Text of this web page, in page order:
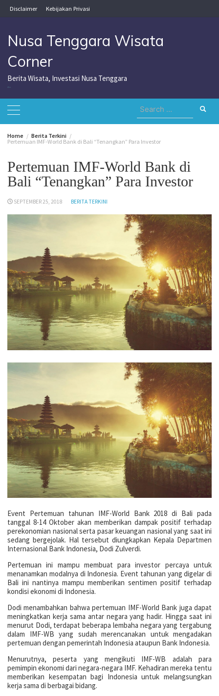
Skip
to
Disclaimer Kebijakan Privasi
Nusa Tenggara Wisata
Corner
Berita Wisata, Investasi Nusa Tenggara
Search
for:
Home
Berita Terkini
Pertemuan IMF-World Bank di Bali “Tenangkan” Para Investor
Pertemuan IMF-World Bank di
Bali “Tenangkan” Para Investor
SEPTEMBER 25, 2018 BERITA TERKINI
Event Pertemuan tahunan IMF-World Bank 2018 di Bali pada
tanggal 8-14 Oktober akan memberikan dampak positif terhadap
perekonomian nasional serta pasar keuangan nasional yang saat ini
sedang bergejolak. Hal tersebut diungkapkan Kepala Departmen
Internasional Bank Indonesia, Dodi Zulverdi.
Pertemuan ini mampu membuat para investor percaya untuk
menanamkan modalnya di Indonesia. Event tahunan yang digelar di
Bali ini nantinya mampu memberikan sentimen positif terhadap
kondisi ekonomi di Indonesia.
Dodi menambahkan bahwa pertemuan IMF-World Bank juga dapat
meningkatkan kerja sama antar negara yang hadir. Hingga saat ini
menurut Dodi, terdapat beberapa lembaha negara yang tergabung
dalam IMF-WB yang sudah merencanakan untuk mengadakan
pertemuan dengan pemerintah Indonesia ataupun Bank Indonesia.
Menurutnya, peserta yang mengikuti IMF-WB adalah para
pemimpin ekonomi dari negara-negara IMF. Kehadiran mereka tentu
memberikan kesempatan bagi Indonesia untuk melangsungkan
kerja sama di berbagai bidang.